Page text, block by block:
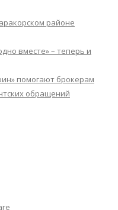
районе
вместе» – теперь и
помогают брокерам
обращений